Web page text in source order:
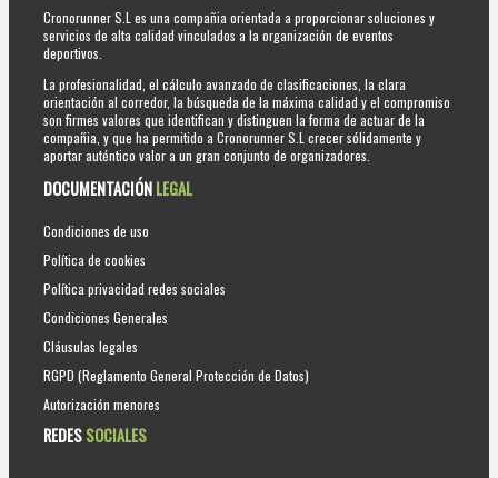
Cronorunner S.L es una compañia orientada a proporcionar soluciones y
servicios de alta calidad vinculados a la organización de eventos
deportivos.
La profesionalidad, el cálculo avanzado de clasificaciones, la clara
orientación al corredor, la búsqueda de la máxima calidad y el compromiso
son firmes valores que identifican y distinguen la forma de actuar de la
compañia, y que ha permitido a Cronorunner S.L crecer sólidamente y
aportar auténtico valor a un gran conjunto de organizadores.
DOCUMENTACIÓNLEGAL
Condiciones de uso
Política de cookies
Política privacidad redes sociales
Condiciones Generales
Cláusulas legales
RGPD (Reglamento General Protección de Datos)
Autorización menores
REDESSOCIALES